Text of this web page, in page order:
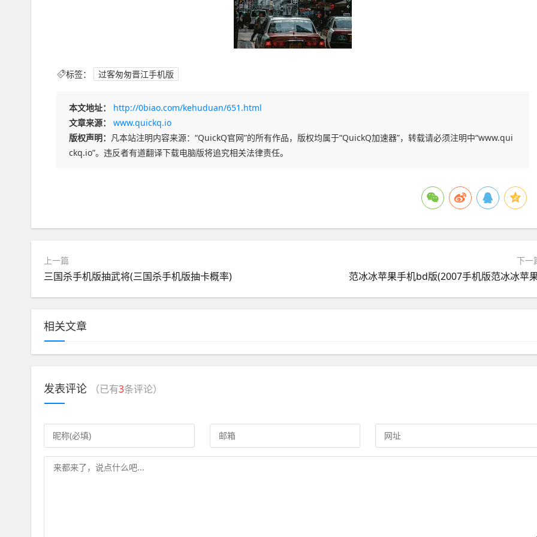
标签： 过客匆匆晋江手机版
本文地址：
http://0biao.com/kehuduan/651.html
文章来源：
www.quickq.io
版权声明： 凡本站注明内容来源：“QuickQ官网”的所有作品，版权均属于“QuickQ加速器”，转载请必须注明中“www.qui
ckq.io”。违反者有道翻译下载电脑版将追究相关法律责任。
上一篇
三国杀手机版抽武将(三国杀手机版抽卡概率)
下一
范冰冰苹果手机bd版(2007手机版范冰冰苹
相关文章
发表评论 （已有3条评论）